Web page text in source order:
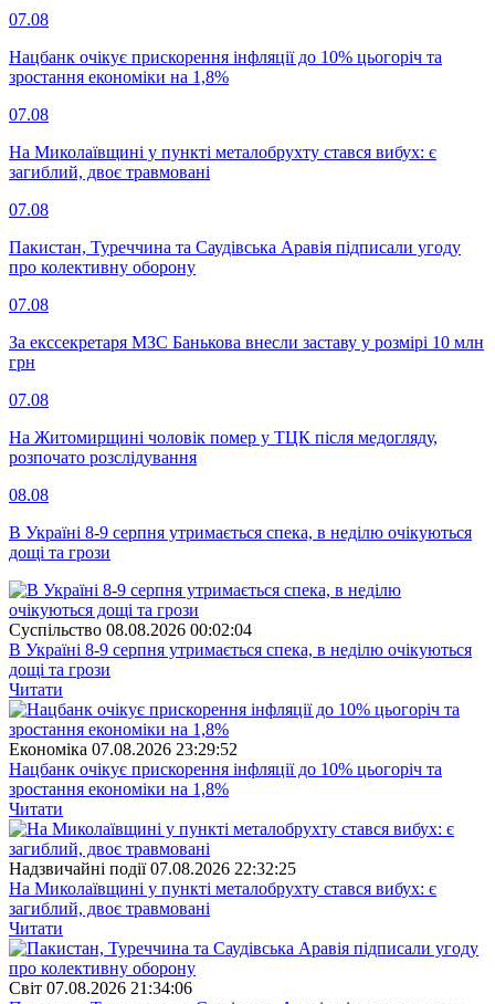
07.08
Нацбанк очікує прискорення інфляції до 10% цьогоріч та
зростання економіки на 1,8%
07.08
На Миколаївщині у пункті металобрухту стався вибух: є
загиблий, двоє травмовані
07.08
Пакистан, Туреччина та Саудівська Аравія підписали угоду
про колективну оборону
07.08
За екссекретаря МЗС Банькова внесли заставу у розмірі 10 млн
грн
07.08
На Житомирщині чоловік помер у ТЦК після медогляду,
розпочато розслідування
08.08
В Україні 8-9 серпня утримається спека, в неділю очікуються
дощі та грози
Суспiльство 08.08.2026 00:02:04
В Україні 8-9 серпня утримається спека, в неділю очікуються
дощі та грози
Читати
Економіка 07.08.2026 23:29:52
Нацбанк очікує прискорення інфляції до 10% цьогоріч та
зростання економіки на 1,8%
Читати
Надзвичайні події 07.08.2026 22:32:25
На Миколаївщині у пункті металобрухту стався вибух: є
загиблий, двоє травмовані
Читати
Свiт 07.08.2026 21:34:06